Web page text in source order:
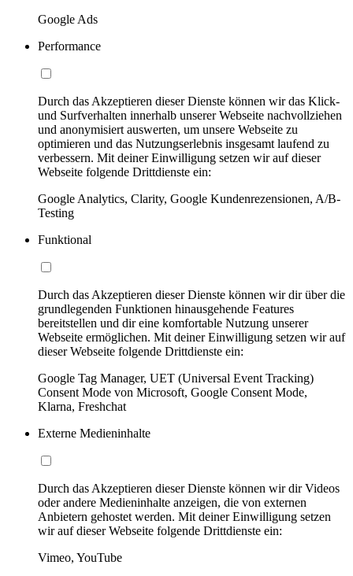
Google Ads
Performance
Durch das Akzeptieren dieser Dienste können wir das Klick-
und Surfverhalten innerhalb unserer Webseite nachvollziehen
und anonymisiert auswerten, um unsere Webseite zu
optimieren und das Nutzungserlebnis insgesamt laufend zu
verbessern. Mit deiner Einwilligung setzen wir auf dieser
Webseite folgende Drittdienste ein:
Google Analytics, Clarity, Google Kundenrezensionen, A/B-
Testing
Funktional
Durch das Akzeptieren dieser Dienste können wir dir über die
grundlegenden Funktionen hinausgehende Features
bereitstellen und dir eine komfortable Nutzung unserer
Webseite ermöglichen. Mit deiner Einwilligung setzen wir auf
dieser Webseite folgende Drittdienste ein:
Google Tag Manager, UET (Universal Event Tracking)
Consent Mode von Microsoft, Google Consent Mode,
Klarna, Freshchat
Externe Medieninhalte
Durch das Akzeptieren dieser Dienste können wir dir Videos
oder andere Medieninhalte anzeigen, die von externen
Anbietern gehostet werden. Mit deiner Einwilligung setzen
wir auf dieser Webseite folgende Drittdienste ein:
Vimeo, YouTube